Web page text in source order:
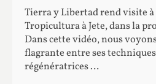
Tierra y Libertad rend visite à
Tropicultura à Jete, dans la
Dans cette vidéo, nous
flagrante entre ses
régénératrices …